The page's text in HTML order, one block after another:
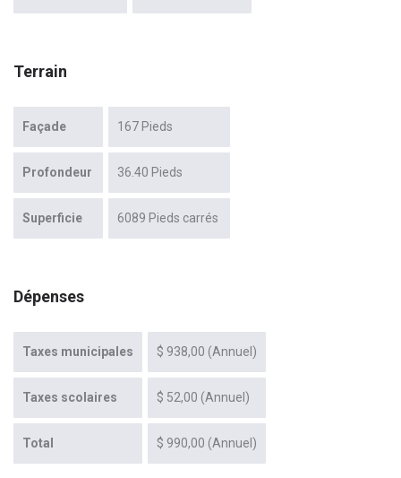
Terrain
Façade 167 Pieds
Profondeur 36.40 Pieds
Superficie 6089 Pieds carrés
Dépenses
Taxes municipales $ 938,00 (Annuel)
Taxes scolaires $ 52,00 (Annuel)
Total $ 990,00 (Annuel)